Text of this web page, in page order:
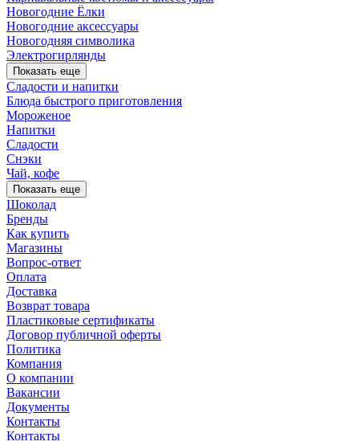
Новогодние Ёлки
Новогодние аксессуары
Новогодняя символика
Электрогирлянды
Показать еще
Сладости и напитки
Блюда быстрого приготовления
Мороженое
Напитки
Сладости
Снэки
Чай, кофе
Показать еще
Шоколад
Бренды
Как купить
Магазины
Вопрос-ответ
Оплата
Доставка
Возврат товара
Пластиковые сертификаты
Договор публичной оферты
Политика
Компания
О компании
Вакансии
Документы
Контакты
Контакты